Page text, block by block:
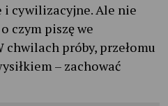
i cywilizacyjne. Ale nie
czym piszę we
chwilach próby, przełomu
– zachować